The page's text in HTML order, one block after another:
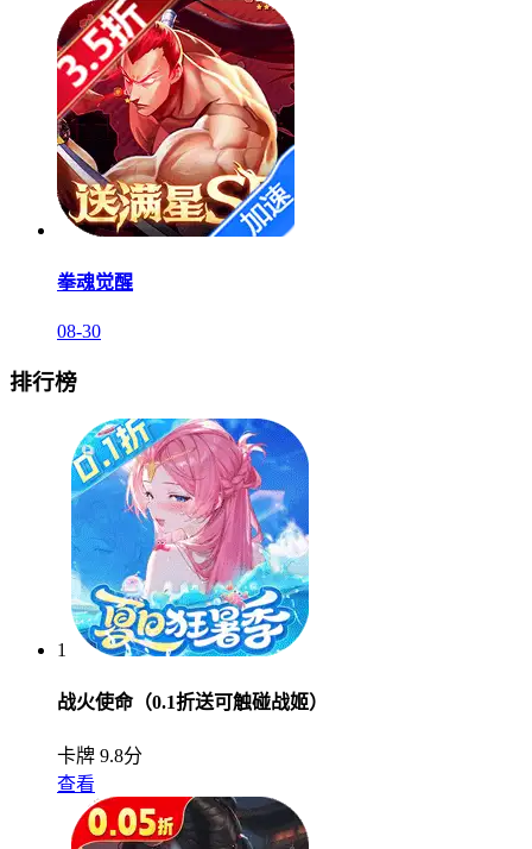
拳魂觉醒
08-30
排行榜
1
战火使命（0.1折送可触碰战姬）
卡牌 9.8分
查看